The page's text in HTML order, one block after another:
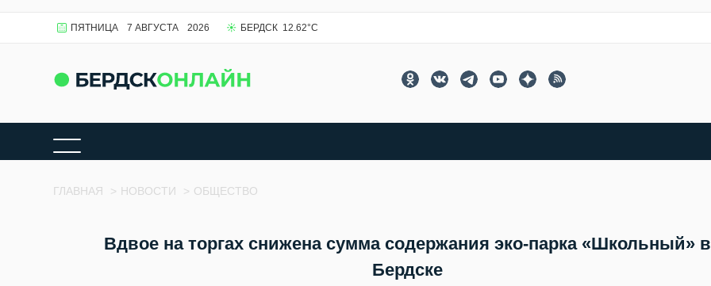
ПЯТНИЦА 7 АВГУСТА 2026 БЕРДСК 12.62°C
ГЛАВНАЯ > НОВОСТИ > ОБЩЕСТВО
Вдвое на торгах снижена сумма содержания эко-парка «Школьный» в
Бердске